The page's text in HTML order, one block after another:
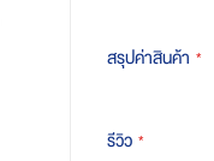
สรุปค่าสินค้า
รีวิว